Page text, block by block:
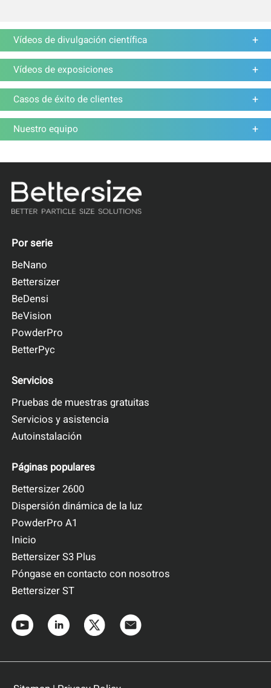
Vídeos de divulgación científica
Vídeos de exposiciones
Casos de éxito de clientes
Nuestro equipo
Por serie
BeNano
Bettersizer
BeDensi
BeVision
PowderPro
BetterPyc
Servicios
Pruebas de muestras gratuitas
Servicios y asistencia
Autoinstalación
Páginas populares
Bettersizer 2600
Dispersión dinámica de la luz
PowderPro A1
Inicio
Bettersizer S3 Plus
Póngase en contacto con nosotros
Bettersizer ST